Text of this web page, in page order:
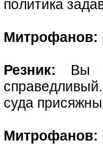
политика
Митрофанов:
Резник: Вы
суда
Митрофанов: